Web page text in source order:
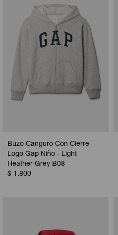
Buzo Canguro Con Cierre
Logo Gap Niño - Light
Heather Grey B08
$ 1.800